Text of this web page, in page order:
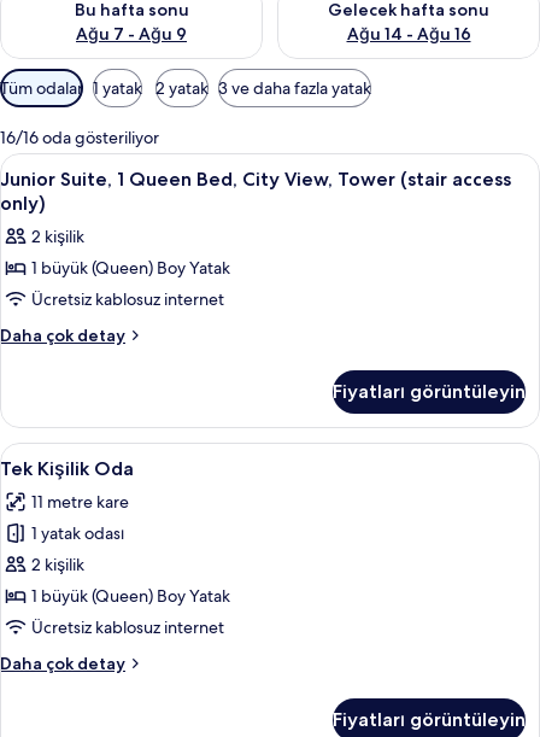
a
n
e
r
Bu hafta sonu
Ağu 7 - Ağu 9
Gelecek hafta sonu
Ağu 14 - Ağu 16
Odalar
için
mevcut
filtreler
Tüm odalar 1 yatak 2 yatak 3 ve daha fazla yatak
16/16 oda gösteriliyor
Junior
Suite,
Queen
Bed,
City
View,
access
only)
için
tüm
fotoğrafları
görün
Anti alerjik yatak takımı, odada
15
Junior Suite, 1 Queen Bed, City View, Tower (stair access
only)
2 kişilik
1 büyük (Queen) Boy Yatak
Ücretsiz kablosuz internet
Daha çok detay
Junior
Bed,
City
View,
(stair
access
only)
hakkında
daha
fazla
detay
Fiyatları görüntüleyin
Tek
Kişilik
Oda
için
tüm
fotoğrafları
görün
Tek Kişilik Oda | Anti alerjik yatak
3
Tek Kişilik Oda
11 metre kare
1 yatak odası
2 kişilik
1 büyük (Queen) Boy Yatak
Ücretsiz kablosuz internet
Daha çok detay
Tek
Fiyatları görüntüleyin